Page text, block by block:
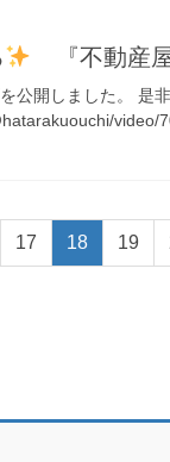
『不動産屋
公開しました。 是
固
定
17
固
定
18
固
定
19